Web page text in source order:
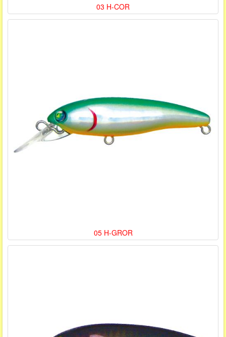
03 H-COR
05 H-GROR